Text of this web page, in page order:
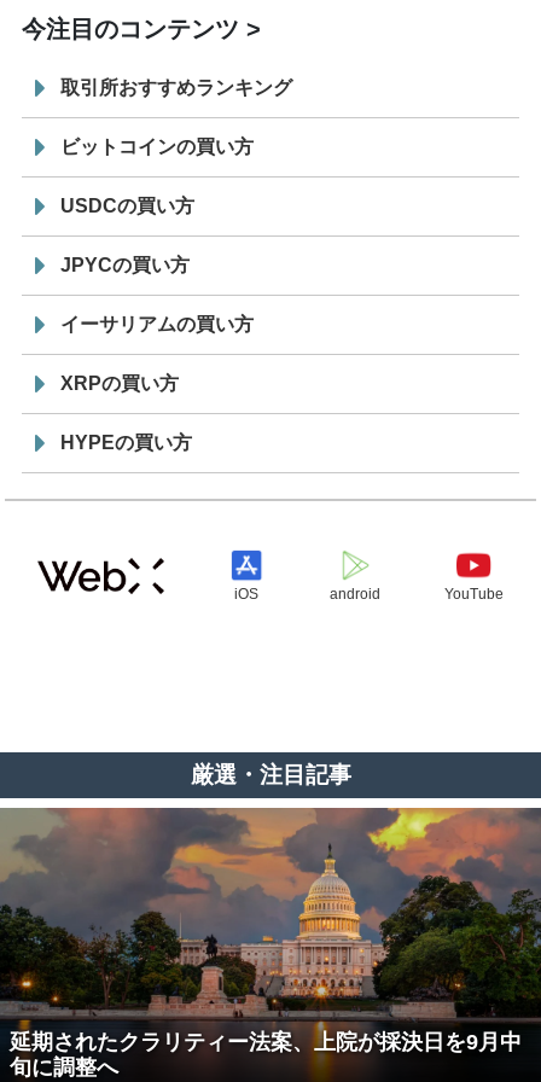
今注目のコンテンツ
取引所おすすめランキング
ビットコインの買い方
USDCの買い方
JPYCの買い方
イーサリアムの買い方
XRPの買い方
HYPEの買い方
iOS android YouTube
厳選・注目記事
延期されたクラリティー法案、上院が採決日を9月中
旬に調整へ